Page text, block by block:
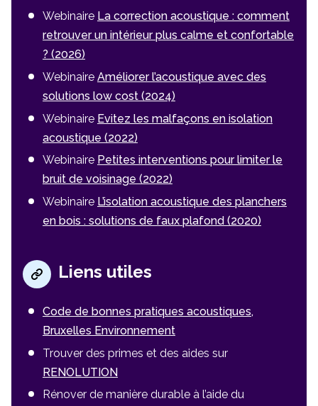
Webinaire La correction acoustique : comment
retrouver un intérieur plus calme et confortable
? (2026)
Webinaire Améliorer l’acoustique avec des
solutions low cost (2024)
Webinaire Evitez les malfaçons en isolation
acoustique (2022)
Webinaire Petites interventions pour limiter le
bruit de voisinage (2022)
Webinaire L’isolation acoustique des planchers
en bois : solutions de faux plafond (2020)
Liens utiles
Code de bonnes pratiques acoustiques,
Bruxelles Environnement
Trouver des primes et des aides sur
RENOLUTION
Rénover de manière durable à l’aide du